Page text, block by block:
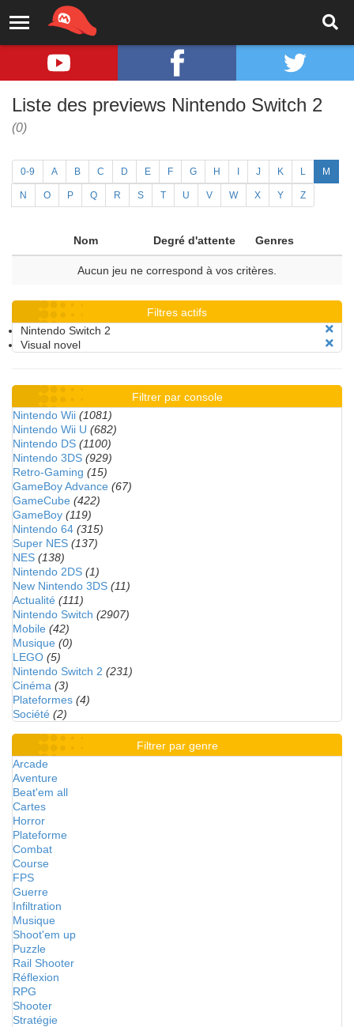
Liste des previews Nintendo Switch 2
(0)
0-9 A B C D E F G H J K L M
N O P Q R S T U V W X Y Z
Nom Degré d'attente Genres
Aucun jeu ne correspond à vos critères.
Filtres actifs
Nintendo Switch 2
Visual novel
Filtrer par console
Nintendo Wii (1081)
Nintendo Wii U (682)
Nintendo DS (1100)
Nintendo 3DS (929)
Retro-Gaming (15)
GameBoy Advance (67)
GameCube (422)
GameBoy (119)
Nintendo 64 (315)
Super NES (137)
NES (138)
Nintendo 2DS (1)
New Nintendo 3DS (11)
Actualité (111)
Nintendo Switch (2907)
Mobile (42)
Musique (0)
LEGO (5)
Nintendo Switch 2 (231)
Cinéma (3)
Plateformes (4)
Société (2)
Filtrer par genre
Arcade
Aventure
Beat'em all
Cartes
Horror
Plateforme
Combat
Course
FPS
Guerre
Infiltration
Musique
Shoot'em up
Puzzle
Rail Shooter
Réflexion
RPG
Shooter
Stratégie